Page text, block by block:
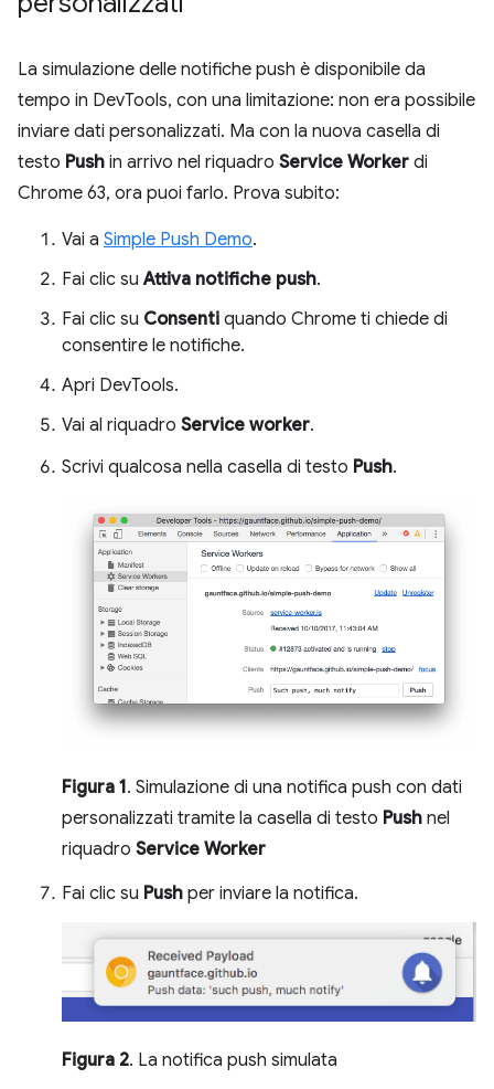
La simulazione delle notifiche push è disponibile da
tempo in DevTools, con una limitazione: non era possibile
inviare dati personalizzati. Ma con la nuova casella di
testo Push in arrivo nel riquadro Service Worker di
Chrome 63, ora puoi farlo. Prova subito:
Vai a Simple Push Demo.
Fai clic suAttiva notifiche push.
Fai clic su Consenti quando Chrome ti chiede di
consentire le notifiche.
Apri DevTools.
Vai al riquadro Service worker.
Scrivi qualcosa nella casella di testo Push.
Figura 1. Simulazione di una notifica push con dati
personalizzati tramite la casella di testo Push nel
riquadro Service Worker
Fai clic su Push per inviare la notifica.
Figura 2. La notifica push simulata